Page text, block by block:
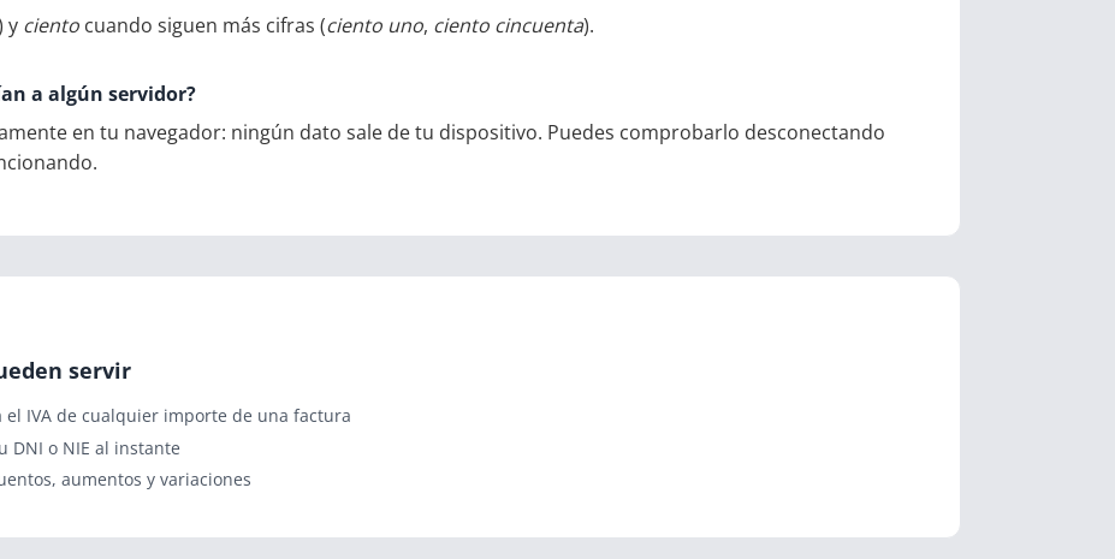
y ciento cuando siguen más cifras (ciento uno, ciento cincuenta).
a algún servidor?
en tu navegador: ningún dato sale de tu dispositivo. Puedes comprobarlo desconectando
servir
IVA de cualquier importe de una factura
o NIE al instante
aumentos y variaciones